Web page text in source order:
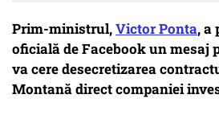
Prim-ministrul,Victor Ponta, a
oficială de Facebook un mesaj
va cere desecretizarea
Montană direct companiei